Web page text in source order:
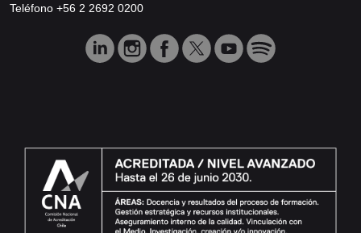
Teléfono +56 2 2692 0200